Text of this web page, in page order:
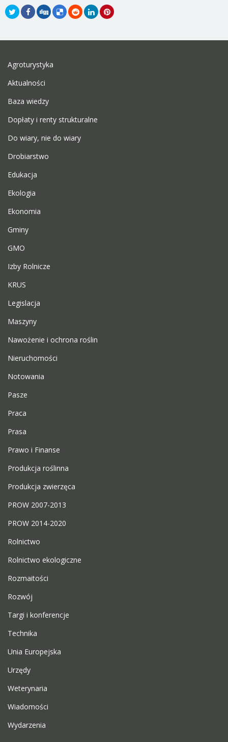
Agroturystyka
Aktualności
Baza wiedzy
Dopłaty i renty strukturalne
Do wiary, nie do wiary
Drobiarstwo
Edukacja
Ekologia
Ekonomia
Gminy
GMO
Izby Rolnicze
KRUS
Legislacja
Maszyny
Nawożenie i ochrona roślin
Nieruchomości
Notowania
Pasze
Praca
Prasa
Prawo i Finanse
Produkcja roślinna
Produkcja zwierzęca
PROW 2007-2013
PROW 2014-2020
Rolnictwo
Rolnictwo ekologiczne
Rozmaitości
Rozwój
Targi i konferencje
Technika
Unia Europejska
Urzędy
Weterynaria
Wiadomości
Wydarzenia